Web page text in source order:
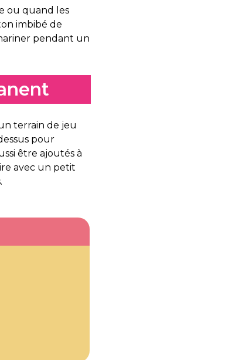
ou quand les
imbibé de
pendant un
terrain de jeu
pour
être ajoutés à
avec un petit